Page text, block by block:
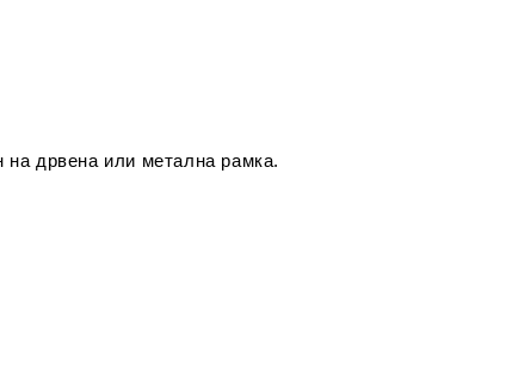
на дрвена или метална рамка.